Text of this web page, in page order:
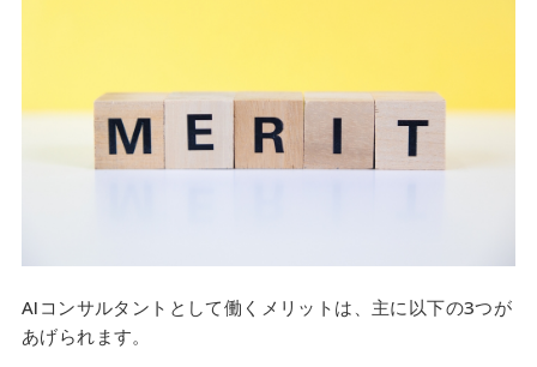
AIコンサルタントとして働くメリットは、主に以下の3つが
あげられます。